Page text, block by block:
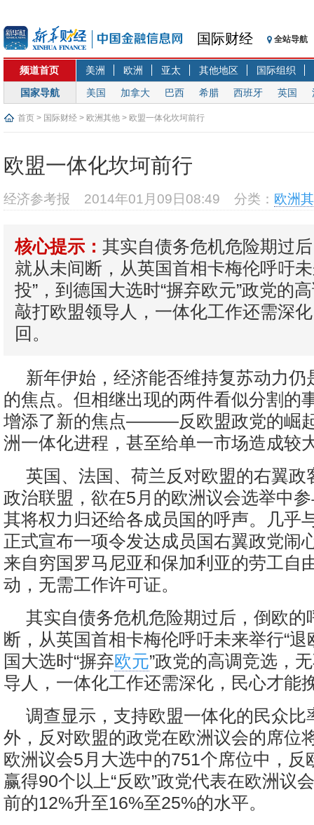
国际财经 全站导航
频道首页 美洲 欧洲 亚太 其他地区
国际组织
国家导航
美国 加拿大 巴西 希腊 西班牙 英国
首页 > 国际财经 > 欧洲其他 > 欧盟一体化坎坷前行
欧盟一体化坎坷前行
经济参考报 2014年01月09日08:49 分类： 欧洲
核心提示： 其实自债务危机危险期过
就从未间断，从英国首相卡梅伦呼吁
投”，到德国大选时“摒弃欧元”政党的
敲打欧盟领导人，一体化工作还需深
回。
新年伊始，经济能否维持复苏动力仍
的焦点。但相继出现的两件看似分割的
增添了新的焦点———反欧盟政党的崛
洲一体化进程，甚至给单一市场造成较
英国、法国、荷兰反对欧盟的右翼政
政治联盟，欲在5月的欧洲议会选举中
其将权力归还给各成员国的呼声。几乎
正式宣布一项令发达成员国右翼政党闹
来自穷国罗马尼亚和保加利亚的劳工自
动，无需工作许可证。
其实自债务危机危险期过后，倒欧的
断，从英国首相卡梅伦呼吁未来举行“退
国大选时“摒弃欧元”政党的高调竞选，
导人，一体化工作还需深化，民心才能
调查显示，支持欧盟一体化的民众比
外，反对欧盟的政党在欧洲议会的席位
欧洲议会5月大选中的751个席位中，反
赢得90个以上“反欧”政党代表在欧洲议
前的12%升至16%至25%的水平。